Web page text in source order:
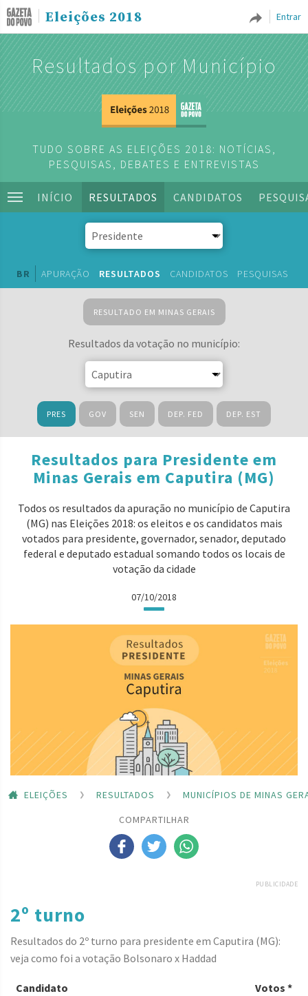
Entrar
Eleições 2018
Resultados por Município
TUDO SOBRE AS ELEIÇÕES 2018: NOTÍCIAS,
PESQUISAS, DEBATES E ENTREVISTAS
INÍCIO RESULTADOS CANDIDATOS
BR APURAÇÃO RESULTADOS CANDIDATOS PESQUISAS
RESULTADO EM MINAS GERAIS
Resultados da votação no município:
PRES GOV SEN DEP. FED DEP. EST
Resultados para Presidente em
Minas Gerais em Caputira (MG)
Todos os resultados da apuração no município de Caputira
(MG) nas Eleições 2018: os eleitos e os candidatos mais
votados para presidente, governador, senador, deputado
federal e deputado estadual somando todos os locais de
votação da cidade
07/10/2018
ELEIÇÕES RESULTADOS
MUNICÍPIOS DE MINAS
COMPARTILHAR
PUBLICIDADE
2º turno
Resultados do 2º turno para presidente em Caputira (MG):
veja como foi a votação Bolsonaro x Haddad
Candidato Votos *